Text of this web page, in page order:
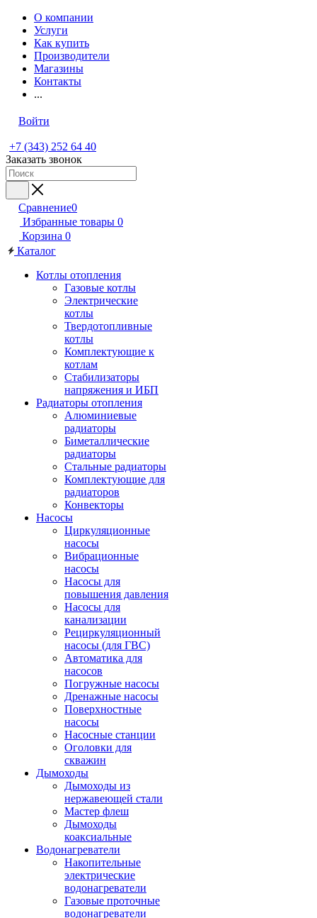
О компании
Услуги
Как купить
Производители
Магазины
Контакты
...
Войти
+7 (343) 252 64 40
Заказать звонок
Сравнение0
Избранные товары 0
Корзина 0
Каталог
Котлы отопления
Газовые котлы
Электрические
котлы
Твердотопливные
котлы
Комплектующие к
котлам
Стабилизаторы
напряжения и ИБП
Радиаторы отопления
Алюминиевые
радиаторы
Биметаллические
радиаторы
Стальные радиаторы
Комплектующие для
радиаторов
Конвекторы
Насосы
Циркуляционные
насосы
Вибрационные
насосы
Насосы для
повышения давления
Насосы для
канализации
Рециркуляционный
насосы (для ГВС)
Автоматика для
насосов
Погружные насосы
Дренажные насосы
Поверхностные
насосы
Насосные станции
Оголовки для
скважин
Дымоходы
Дымоходы из
нержавеющей стали
Мастер флеш
Дымоходы
коаксиальные
Водонагреватели
Накопительные
электрические
водонагреватели
Газовые проточные
водонагреватели